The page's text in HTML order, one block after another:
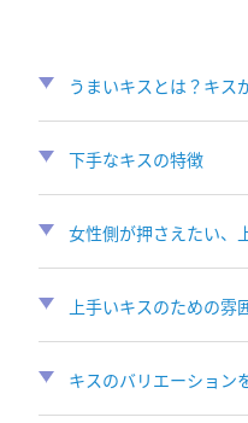
うまいキスとは？キス
下手なキスの特徴
女性側が押さえたい、
上手いキスのための雰
キスのバリエーション